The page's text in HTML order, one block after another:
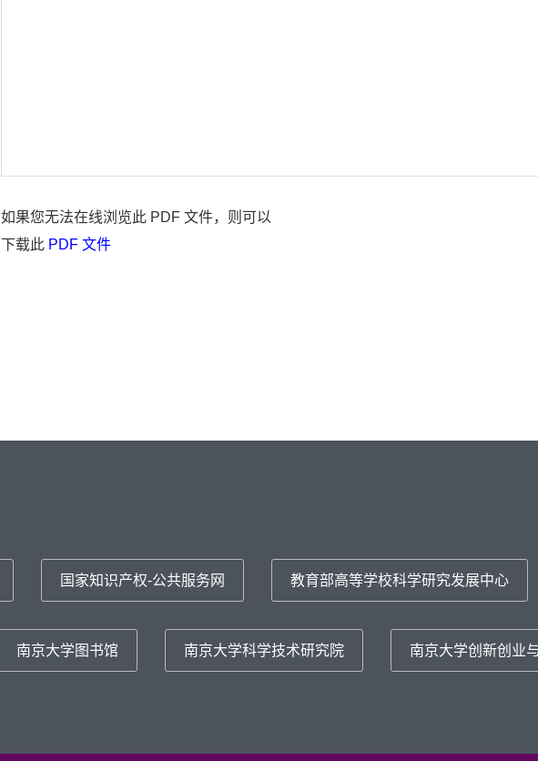
如果您无法在线浏览此 PDF 文件，则可以
下载此 PDF 文件
国家知识产权-公共服务网 教育部高等学校科学研究发展中心
南京大学图书馆 南京大学科学技术研究院 南京大学创新创业